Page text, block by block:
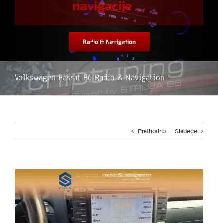
navigacije …
Radio & Navigation
Volkswagen Passat B6 Radio & Navigation
Prethodno Sledeće